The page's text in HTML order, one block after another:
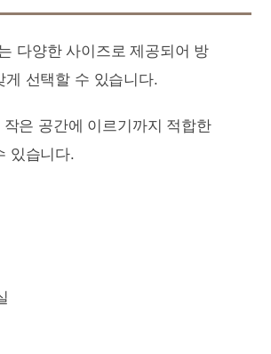
다양한 사이즈로 제공되어 방
게 선택할 수 있습니다.
은 공간에 이르기까지 적합한
있습니다.